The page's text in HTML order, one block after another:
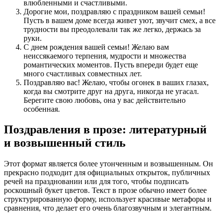
влюбленными и счастливыми.
Дорогие мои, поздравляю с праздником вашей семьи!
Пусть в вашем доме всегда живет уют, звучит смех, а все
трудности вы преодолевали так же легко, держась за
руки.
С днем рождения вашей семьи! Желаю вам
неиссякаемого терпения, мудрости и множества
романтических моментов. Пусть впереди будет еще
много счастливых совместных лет.
Поздравляю вас! Желаю, чтобы огонек в ваших глазах,
когда вы смотрите друг на друга, никогда не угасал.
Берегите свою любовь, она у вас действительно
особенная.
Поздравления в прозе: литературный
и возвышенный стиль
Этот формат является более утонченным и возвышенным. Он
прекрасно подходит для официальных открыток, публичных
речей на праздновании или для того, чтобы подписать
роскошный букет цветов. Текст в прозе обычно имеет более
структурированную форму, использует красивые метафоры и
сравнения, что делает его очень благозвучным и элегантным.